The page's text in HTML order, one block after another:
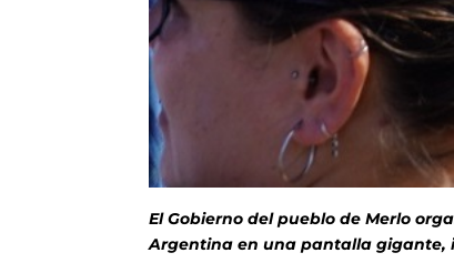
El Gobierno del pueblo de Merlo
Argentina en una pantalla gigante,